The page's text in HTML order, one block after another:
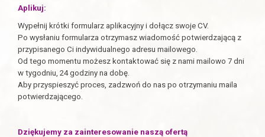
Aplikuj:
Wypełnij krótki formularz aplikacyjny i dołącz swoje CV.
Po wysłaniu formularza otrzymasz wiadomość potwierdzającą z
przypisanego Ci indywidualnego adresu mailowego.
Od tego momentu możesz kontaktować się z nami mailowo 7 dni
w tygodniu, 24 godziny na dobę.
Aby przyspieszyć proces, zadzwoń do nas po otrzymaniu maila
potwierdzającego.
Dziękujemy za zainteresowanie naszą ofertą